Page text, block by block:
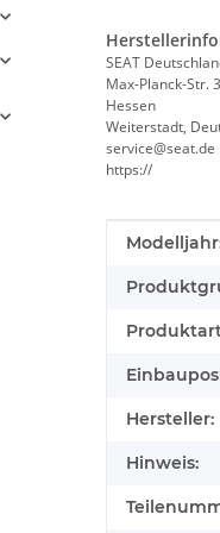
SEAT
Max-Planck-Str.
Hessen
Weiterstadt,
service@seat.de
https://
Wert
Hersteller:
Hinweis: